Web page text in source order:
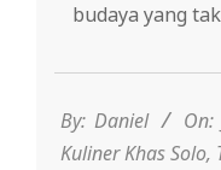
budaya yang
15
By: Daniel On:
Kuliner Khas Solo,